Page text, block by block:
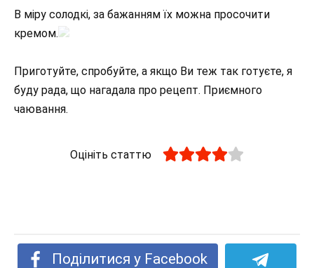
В міру солодкі, за бажанням їх можна просочити
кремом.
Приготуйте, спробуйте, а якщо Ви теж так готуєте, я
буду рада, що нагадала про рецепт. Приємного
чаювання.
Оцініть статтю
Поділитися у Facebook